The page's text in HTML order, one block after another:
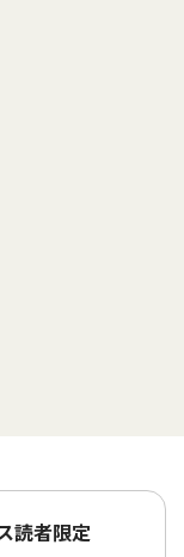
読者限定